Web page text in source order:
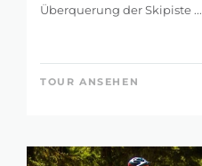
Überquerung der Skipiste ...
TOUR ANSEHEN